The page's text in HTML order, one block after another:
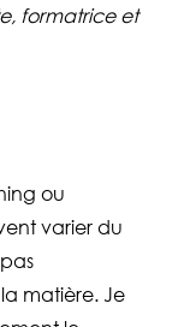
formatrice et
ou
varier du
matière. Je